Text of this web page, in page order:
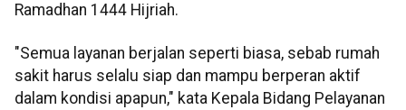
Ramadhan 1444 Hijriah.
"Semua layanan berjalan seperti biasa, sebab rumah
sakit harus selalu siap dan mampu berperan aktif
dalam kondisi apapun," kata Kepala Bidang Pelayanan